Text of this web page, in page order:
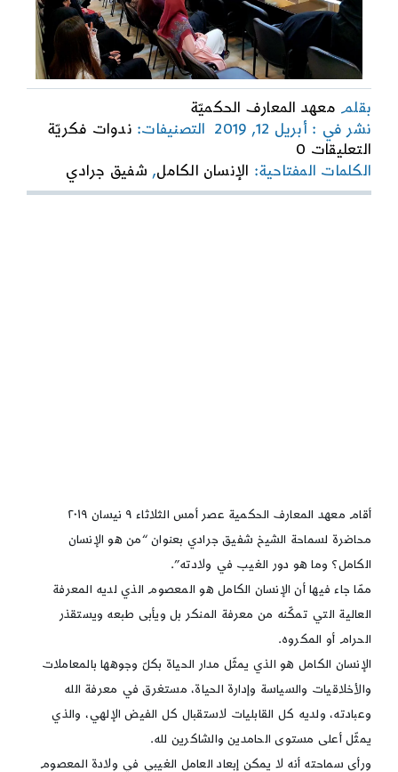
بقلم معهد المعارف الحكميّة
نشر في : أبريل 12, 2019
التصنيفات: ندوات فكريّة
التعليقات 0
on
من
الكلمات المفتاحية: الإنسان الكامل, شفيق جرادي
أقام معهد المعارف الحكمية عصر أمس الثلاثاء ٩ نيسان ٢٠١٩
محاضرة لسماحة الشيخ شفيق جرادي بعنوان “من هو الإنسان
الكامل؟ وما هو دور الغيب في ولادته”.
ممّا جاء فيها أن الإنسان الكامل هو المعصوم الذي لديه المعرفة
العالية التي تمكّنه من معرفة المنكر بل ويأبى طبعه ويستقذر
الحرام أو المكروه.
الإنسان الكامل هو الذي يمثّل مدار الحياة بكلّ وجوهها بالمعاملات
والأخلاقيات والسياسة وإدارة الحياة، مستغرق في معرفة الله
وعبادته، ولديه كل القابليات لاستقبال كل الفيض الإلهي، والذي
يمثّل أعلى مستوى الحامدين والشاكرين لله.
ورأى سماحته أنه لا يمكن إبعاد العامل الغيبي في ولادة المعصوم